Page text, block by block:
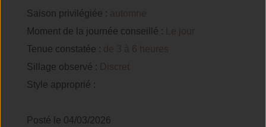
Saison privilégiée : automne
Moment de la journée conseillé :
Le jour
Tenue constatée : de 3 à 6 heures
Sillage observé : Discret
Style approprié :
Posté le 04/03/2026